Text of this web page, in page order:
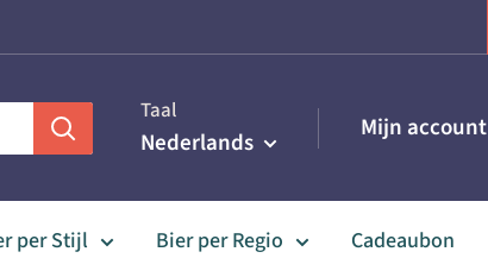
Taal
Nederlands Mijn account
per Stijl Bier per Regio Cadeaubon